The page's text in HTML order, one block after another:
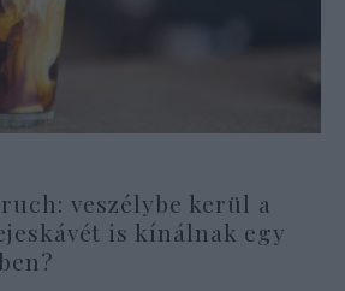
veszélybe kerül a
is kínálnak egy